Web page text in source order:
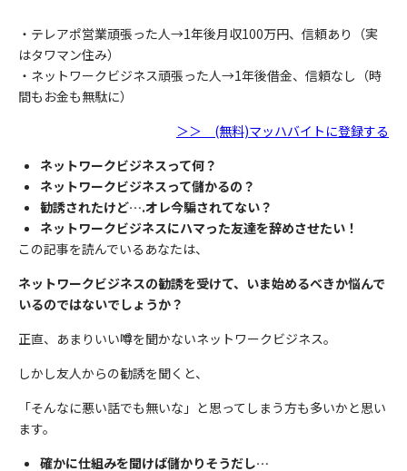
・テレアポ営業頑張った人→1年後月収100万円、信頼あり（実
はタワマン住み）
・ネットワークビジネス頑張った人→1年後借金、信頼なし（時
間もお金も無駄に）
＞＞ (無料)マッハバイトに登録する
ネットワークビジネスって何？
ネットワークビジネスって儲かるの？
勧誘されたけど….オレ今騙されてない？
ネットワークビジネスにハマった友達を辞めさせたい！
この記事を読んでいるあなたは、
ネットワークビジネスの勧誘を受けて、いま始めるべきか悩んで
いるのではないでしょうか？
正直、あまりいい噂を聞かないネットワークビジネス。
しかし友人からの勧誘を聞くと、
「そんなに悪い話でも無いな」と思ってしまう方も多いかと思い
ます。
確かに仕組みを聞けば儲かりそうだし…